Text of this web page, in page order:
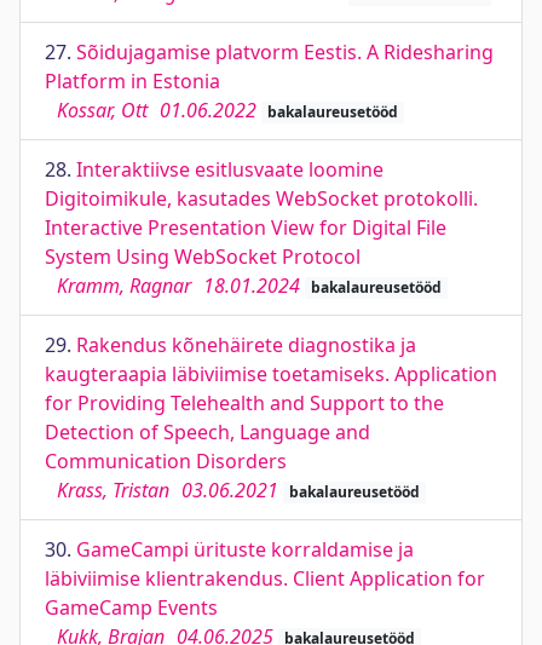
27. Sõidujagamise platvorm Eestis. A Ridesharing
Platform in Estonia
Kossar, Ott 01.06.2022 bakalaureusetööd
28. Interaktiivse esitlusvaate loomine
Digitoimikule, kasutades WebSocket protokolli.
Interactive Presentation View for Digital File
System Using WebSocket Protocol
Kramm, Ragnar 18.01.2024 bakalaureusetööd
29. Rakendus kõnehäirete diagnostika ja
kaugteraapia läbiviimise toetamiseks. Application
for Providing Telehealth and Support to the
Detection of Speech, Language and
Communication Disorders
Krass, Tristan 03.06.2021 bakalaureusetööd
30. GameCampi ürituste korraldamise ja
läbiviimise klientrakendus. Client Application for
GameCamp Events
Kukk, Brajan 04.06.2025 bakalaureusetööd